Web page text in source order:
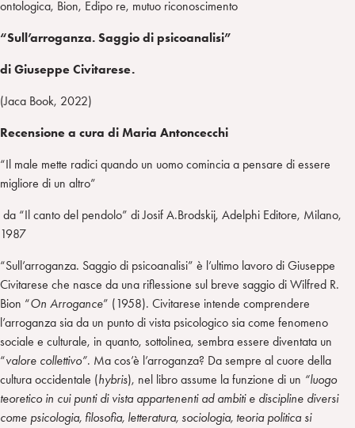
ontologica, Bion, Edipo re, mutuo riconoscimento
“Sull’arroganza. Saggio di psicoanalisi”
di Giuseppe Civitarese.
(Jaca Book, 2022)
Recensione a cura di Maria Antoncecchi
“Il male mette radici quando un uomo comincia a pensare di essere
migliore di un altro”
da “Il canto del pendolo” di Josif A.Brodskij, Adelphi Editore, Milano,
1987
“Sull’arroganza. Saggio di psicoanalisi” è l’ultimo lavoro di Giuseppe
Civitarese che nasce da una riflessione sul breve saggio di Wilfred R.
Bion “On Arrogance” (1958). Civitarese intende comprendere
l’arroganza sia da un punto di vista psicologico sia come fenomeno
sociale e culturale, in quanto, sottolinea, sembra essere diventata un
“valore collettivo”. Ma cos’è l’arroganza? Da sempre al cuore della
cultura occidentale (hybris), nel libro assume la funzione di un “luogo
teoretico in cui punti di vista appartenenti ad ambiti e discipline diversi
come psicologia, filosofia, letteratura, sociologia, teoria politica si